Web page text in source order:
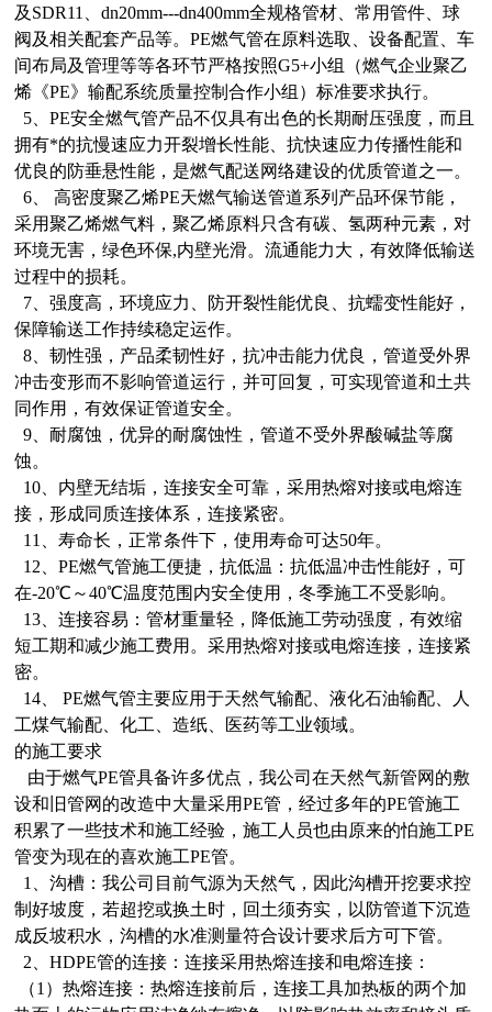
及SDR11、dn20mm---dn400mm全规格管材、常用管件、球
阀及相关配套产品等。PE燃气管在原料选取、设备配置、车
间布局及管理等等各环节严格按照G5+小组（燃气企业聚乙
烯《PE》输配系统质量控制合作小组）标准要求执行。
5、PE安全燃气管产品不仅具有出色的长期耐压强度，而且
拥有*的抗慢速应力开裂增长性能、抗快速应力传播性能和
优良的防垂悬性能，是燃气配送网络建设的优质管道之一。
6、 高密度聚乙烯PE天燃气输送管道系列产品环保节能，
采用聚乙烯燃气料，聚乙烯原料只含有碳、氢两种元素，对
环境无害，绿色环保,内壁光滑。流通能力大，有效降低输送
过程中的损耗。
7、强度高，环境应力、防开裂性能优良、抗蠕变性能好，
保障输送工作持续稳定运作。
8、韧性强，产品柔韧性好，抗冲击能力优良，管道受外界
冲击变形而不影响管道运行，并可回复，可实现管道和土共
同作用，有效保证管道安全。
9、耐腐蚀，优异的耐腐蚀性，管道不受外界酸碱盐等腐
蚀。
10、内壁无结垢，连接安全可靠，采用热熔对接或电熔连
接，形成同质连接体系，连接紧密。
11、寿命长，正常条件下，使用寿命可达50年。
12、PE燃气管施工便捷，抗低温：抗低温冲击性能好，可
在-20℃～40℃温度范围内安全使用，冬季施工不受影响。
13、连接容易：管材重量轻，降低施工劳动强度，有效缩
短工期和减少施工费用。采用热熔对接或电熔连接，连接紧
密。
14、 PE燃气管主要应用于天然气输配、液化石油输配、人
工煤气输配、化工、造纸、医药等工业领域。
的施工要求
由于燃气PE管具备许多优点，我公司在天然气新管网的敷
设和旧管网的改造中大量采用PE管，经过多年的PE管施工
积累了一些技术和施工经验，施工人员也由原来的怕施工PE
管变为现在的喜欢施工PE管。
1、沟槽：我公司目前气源为天然气，因此沟槽开挖要求控
制好坡度，若超挖或换土时，回土须夯实，以防管道下沉造
成反坡积水，沟槽的水准测量符合设计要求后方可下管。
2、HDPE管的连接：连接采用热熔连接和电熔连接：
（1）热熔连接：热熔连接前后，连接工具加热板的两个加